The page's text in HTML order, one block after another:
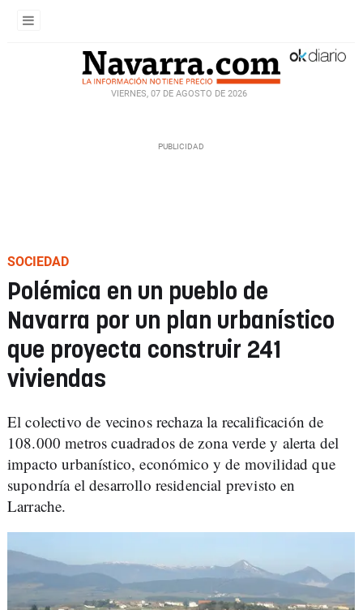
VIERNES, 07 DE AGOSTO DE 2026
SOCIEDAD
Polémica en un pueblo de
Navarra por un plan urbanístico
que proyecta construir 241
viviendas
El colectivo de vecinos rechaza la recalificación de
108.000 metros cuadrados de zona verde y alerta del
impacto urbanístico, económico y de movilidad que
supondría el desarrollo residencial previsto en
Larrache.